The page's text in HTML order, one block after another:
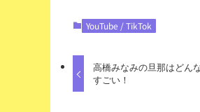
YouTube / TikTok
高橋みなみの旦那はどん
すごい！